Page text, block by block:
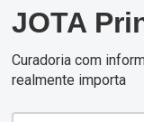
JOTA
Curadoria com
realmente importa